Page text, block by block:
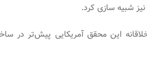
نیز شبیه سازی کرد.